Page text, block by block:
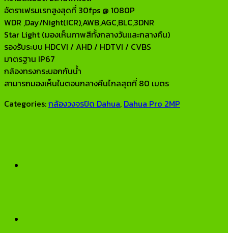
อัตราเฟรมเรทสูงสุดที่ 30fps @ 1080P
WDR ,Day/Night(ICR),AWB,AGC,BLC,3DNR
Star Light (มองเห็นภาพสีทั้งกลางวันและกลางคืน)
รองรับระบบ HDCVI / AHD / HDTVI / CVBS
มาตรฐาน IP67
กล้องทรงกระบอกกันน้ำ
สามารถมองเห็นในตอนกลางคืนไกลสุดที่ 80 เมตร
Categories:กล้องวงจรปิด Dahua, Dahua Pro 2MP